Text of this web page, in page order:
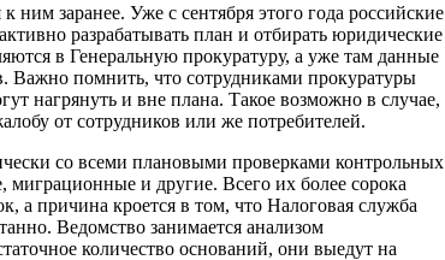
ним заранее. Уже с сентября этого года российские
разрабатывать план и отбирать юридические
в Генеральную прокуратуру, а уже там данные
Важно помнить, что сотрудниками прокуратуры
нагрянуть и вне плана. Такое возможно в случае,
от сотрудников или же потребителей.
со всеми плановыми проверками контрольных
и другие. Всего их более сорока
а причина кроется в том, что Налоговая служба
Ведомство занимается анализом
количество оснований, они выедут на